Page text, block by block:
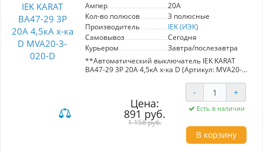
Ампер
20A
Кол-во полюсов
3 полюсные
Производитель
IEK (ИЭК)
Самовывоз
Сегодня
Курьером
Завтра/послезавтра
**Автоматический выключатель IEK KARAT
ВА47-29 3Р 20А 4,5кА х-ка D (Артикул: MVA20-3-
Краткое замыкание: 4,5кА.
Тип: 3-фазный, характеристика D,
предназначен для защиты цепей с высокими
пусковыми токами (например, насосы,
Цена:
891 руб.
1 158 руб.
- +
Есть в наличии
В корзину